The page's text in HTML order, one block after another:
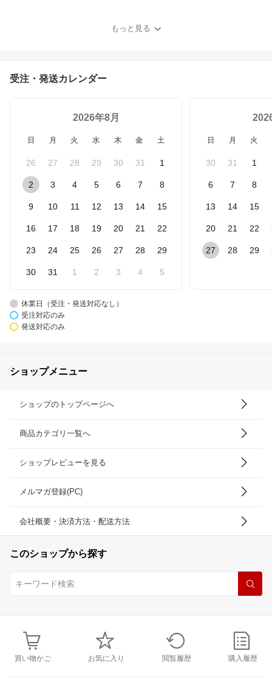
もっと見る
受注・発送カレンダー
2026年8月
日 月 火 水 木 金 土
26 27 28 29 30 31 1
2 3 4 5 6 7 8
9 10 11 12 13 14 15
16 17 18 19 20 21 22
23 24 25 26 27 28 29
30 31 1 2 3 4 5
日 月 火
30 31 1
6 7 8
13 14 15
20 21 22
27 28 29
休業日（受注・発送対応なし）
受注対応のみ
発送対応のみ
ショップメニュー
ショップのトップページへ
商品カテゴリ一覧へ
ショップレビューを見る
メルマガ登録(PC)
会社概要・決済方法・配送方法
このショップから探す
買い物かご お気に入り 閲覧履歴 購入履歴